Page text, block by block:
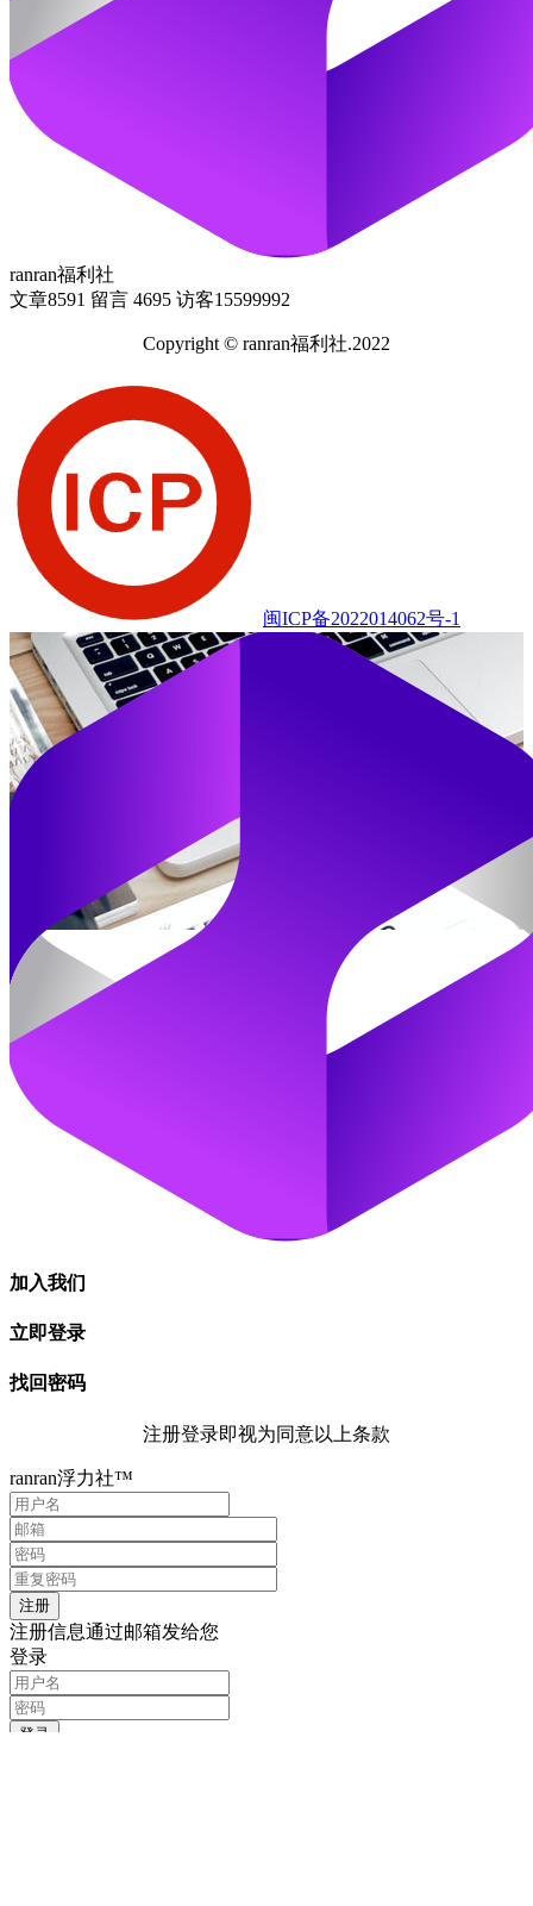
ranran福利社
文章8591 留言 4695 访客15599992
Copyright © ranran福利社.2022
闽ICP备2022014062号-1
加入我们
立即登录
找回密码
注册登录即视为同意以上条款
ranran浮力社™
注册信息通过邮箱发给您
登录